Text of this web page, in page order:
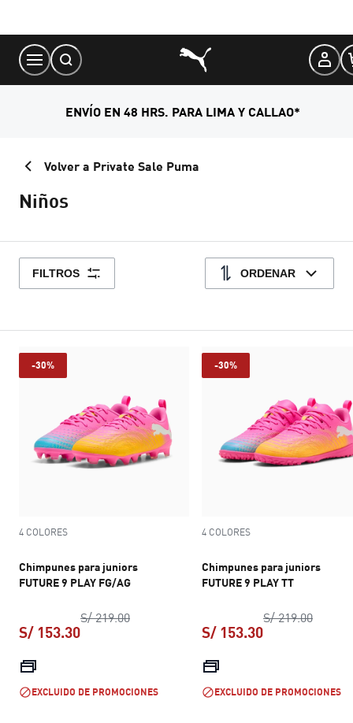
Content
ENVÍO EN 48 HRS. PARA LIMA Y CALLAO*
Volver a Private Sale Puma
Niños
FILTROS ORDENAR
-30%
4 COLORES
Chimpunes para juniors
FUTURE 9 PLAY FG/AG
S/ 219.00precio original S/ 219.00
S/ 153.30
precio actual S/ 153.30
EXCLUIDO DE PROMOCIONES
-30%
4 COLORES
Chimpunes para juniors
FUTURE 9 PLAY TT
S/ 219.00precio
S/ 153.30
EXCLUIDO DE PROMOCIONES